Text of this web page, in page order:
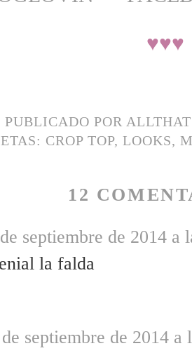
♥♥♥
PUBLICADO POR
CROP TOP, LOOKS,
12
septiembre de 2014 a
la falda
septiembre de 2014 a